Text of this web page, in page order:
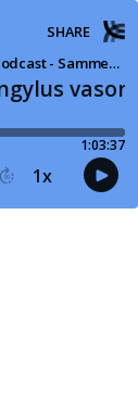
Succes I Veterinær Praksis Podcast - Sammen om at blive bedre
SHARE
1:03:37
30 1x